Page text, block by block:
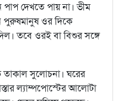
দেখতে পায় না। ভীম
পুরুষমানুষ ওর দিকে
তবে ওরই বা বিশুর সঙ্গে
তাকাল সুলোচনা। ঘরের
ল্যাম্পপোস্টের আলোটা